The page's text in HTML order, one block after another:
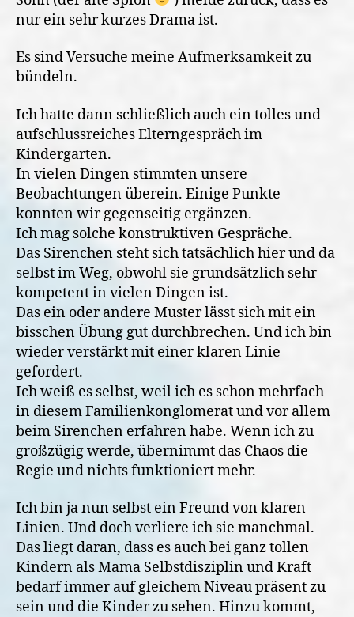
nur ein sehr kurzes Drama ist.
Es sind Versuche meine Aufmerksamkeit zu
bündeln.
Ich hatte dann schließlich auch ein tolles und
aufschlussreiches Elterngespräch im
Kindergarten.
In vielen Dingen stimmten unsere
Beobachtungen überein. Einige Punkte
konnten wir gegenseitig ergänzen.
Ich mag solche konstruktiven Gespräche.
Das Sirenchen steht sich tatsächlich hier und da
selbst im Weg, obwohl sie grundsätzlich sehr
kompetent in vielen Dingen ist.
Das ein oder andere Muster lässt sich mit ein
bisschen Übung gut durchbrechen. Und ich bin
wieder verstärkt mit einer klaren Linie
gefordert.
Ich weiß es selbst, weil ich es schon mehrfach
in diesem Familienkonglomerat und vor allem
beim Sirenchen erfahren habe. Wenn ich zu
großzügig werde, übernimmt das Chaos die
Regie und nichts funktioniert mehr.
Ich bin ja nun selbst ein Freund von klaren
Linien. Und doch verliere ich sie manchmal.
Das liegt daran, dass es auch bei ganz tollen
Kindern als Mama Selbstdisziplin und Kraft
bedarf immer auf gleichem Niveau präsent zu
sein und die Kinder zu sehen. Hinzu kommt,